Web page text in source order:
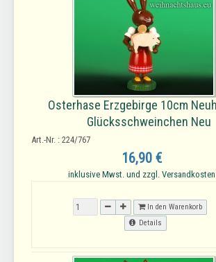
Osterhase Erzgebirge 10cm
Glücksschweinchen Neu
Art.-Nr. : 224/767
16,90 €
inklusive Mwst. und zzgl. Versandkosten
In den Warenkorb
Details